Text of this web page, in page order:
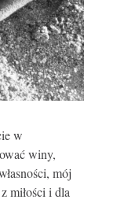
w
winy,
mój
miłości i dla